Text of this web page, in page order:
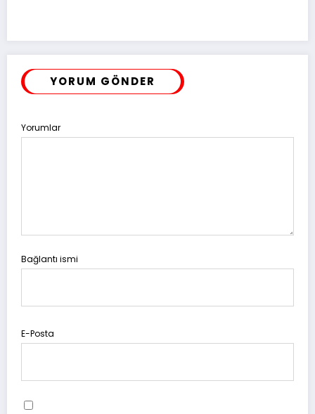
YORUM GÖNDER
Yorumlar
Bağlantı ismi
E-Posta